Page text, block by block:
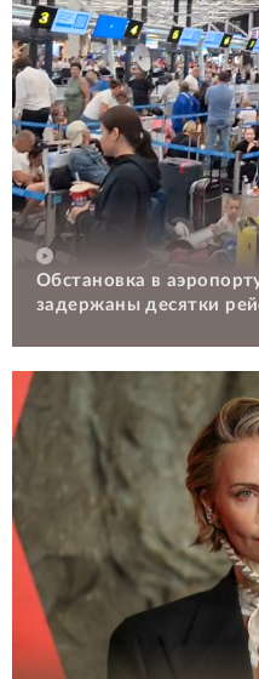
Обстановка в
задержаны десятки